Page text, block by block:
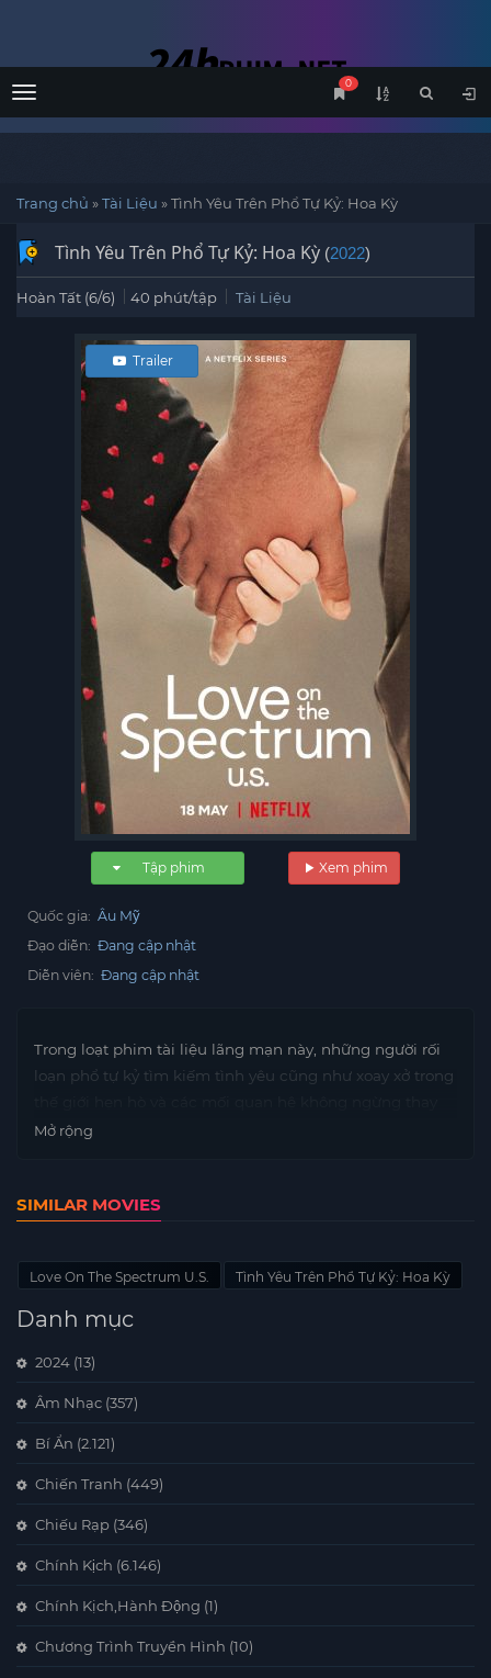
Menu
0
Trang chủ »Tài Liệu »Tình Yêu Trên Phổ Tự Kỷ: Hoa Kỳ
Tình Yêu Trên Phổ Tự Kỷ: Hoa Kỳ (2022)
Hoàn Tất (6/6) 40 phút/tập Tài Liệu
Xem phim
Trailer
Tập phim
Quốc gia: Âu Mỹ
Đạo diễn: Đang cập nhật
Diễn viên: Đang cập nhật
Trong loạt phim tài liệu lãng mạn này, những người rối
loạn phổ tự kỷ tìm kiếm tình yêu cũng như xoay xở trong
đổi.
Mở rộng
SIMILAR MOVIES
Love On The Spectrum U.S. Tình Yêu Trên Phổ Tự Kỷ: Hoa Kỳ
Danh mục
2024 (13)
Âm Nhạc (357)
Bí Ẩn (2.121)
Chiến Tranh (449)
Chiếu Rạp (346)
Chính Kịch (6.146)
Chính Kịch,Hành Động (1)
Chương Trình Truyền Hình (10)